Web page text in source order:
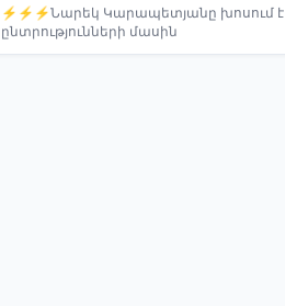
⚡⚡⚡Նարեկ Կարապետյանը խոսում է
ընտրությունների մասին